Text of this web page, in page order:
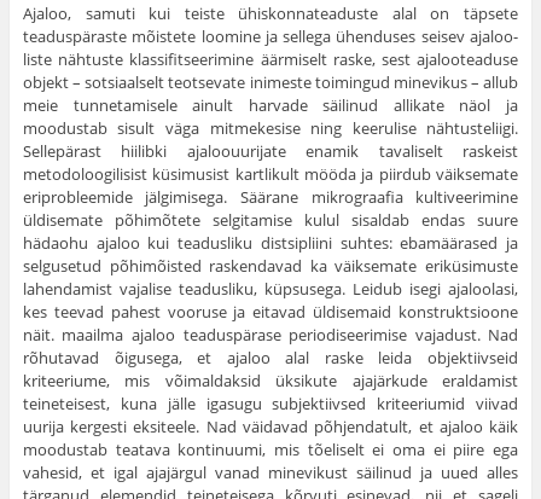
Ajaloo, samuti kui teiste ühiskonnateaduste alal on täpsete
teaduspäraste mõistete loomine ja sellega ühenduses seisev ajaloo­
liste nähtuste klassifitseerimine äärmiselt raske, sest ajalooteaduse
objekt – sotsiaalselt teotsevate inimeste toimingud minevikus – allub
meie tunnetamisele ainult harvade säilinud allikate näol ja
moodustab sisult väga mitmekesise ning keerulise nähtusteliigi.
Sellepärast hiilibki ajaloouurijate enamik tavaliselt raskeist
metodoloogilisist küsi­musist kartlikult mööda ja piirdub väiksemate
eriprobleemide jälgi­misega. Säärane mikrograafia kultiveerimine
üldisemate põhimõtete selgitamise kulul sisaldab endas suure
hädaohu ajaloo kui teadusliku distsipliini suhtes: ebamäärased ja
selgusetud põhimõisted rasken­davad ka väiksemate eriküsimuste
lahendamist vajalise teadusliku, küpsusega. Leidub isegi ajaloolasi,
kes teevad pahest vooruse ja eitavad üldisemaid konstruktsioone
näit. maailma ajaloo teaduspärase periodiseerimise vajadust. Nad
rõhutavad õigusega, et ajaloo alal raske leida objektiivseid
kriteeriume, mis võimaldaksid üksikute aja­järkude eraldamist
teineteisest, kuna jälle igasugu subjektiivsed kritee­riumid viivad
uurija kergesti eksiteele. Nad väidavad põhjendatult, et ajaloo käik
moodustab teatava kontinuumi, mis tõeliselt ei oma ei piire ega
vahesid, et igal ajajärgul vanad minevikust säilinud ja uued alles